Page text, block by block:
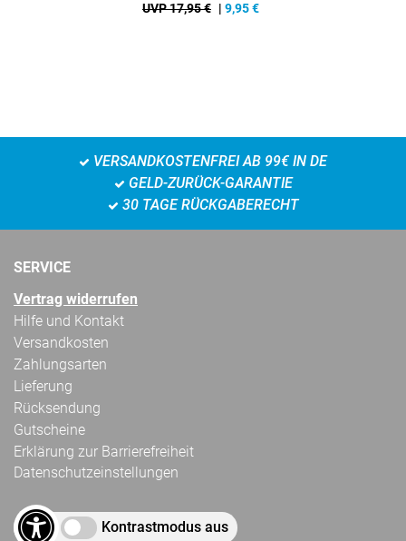
UVP 17,95 € | 9,95€
VERSANDKOSTENFREI AB 99€ IN DE
GELD-ZURÜCK-GARANTIE
30 TAGE RÜCKGABERECHT
SERVICE
Vertrag widerrufen
Hilfe und Kontakt
Versandkosten
Zahlungsarten
Lieferung
Rücksendung
Gutscheine
Erklärung zur Barrierefreiheit
Datenschutzeinstellungen
Kontrastmodus aus